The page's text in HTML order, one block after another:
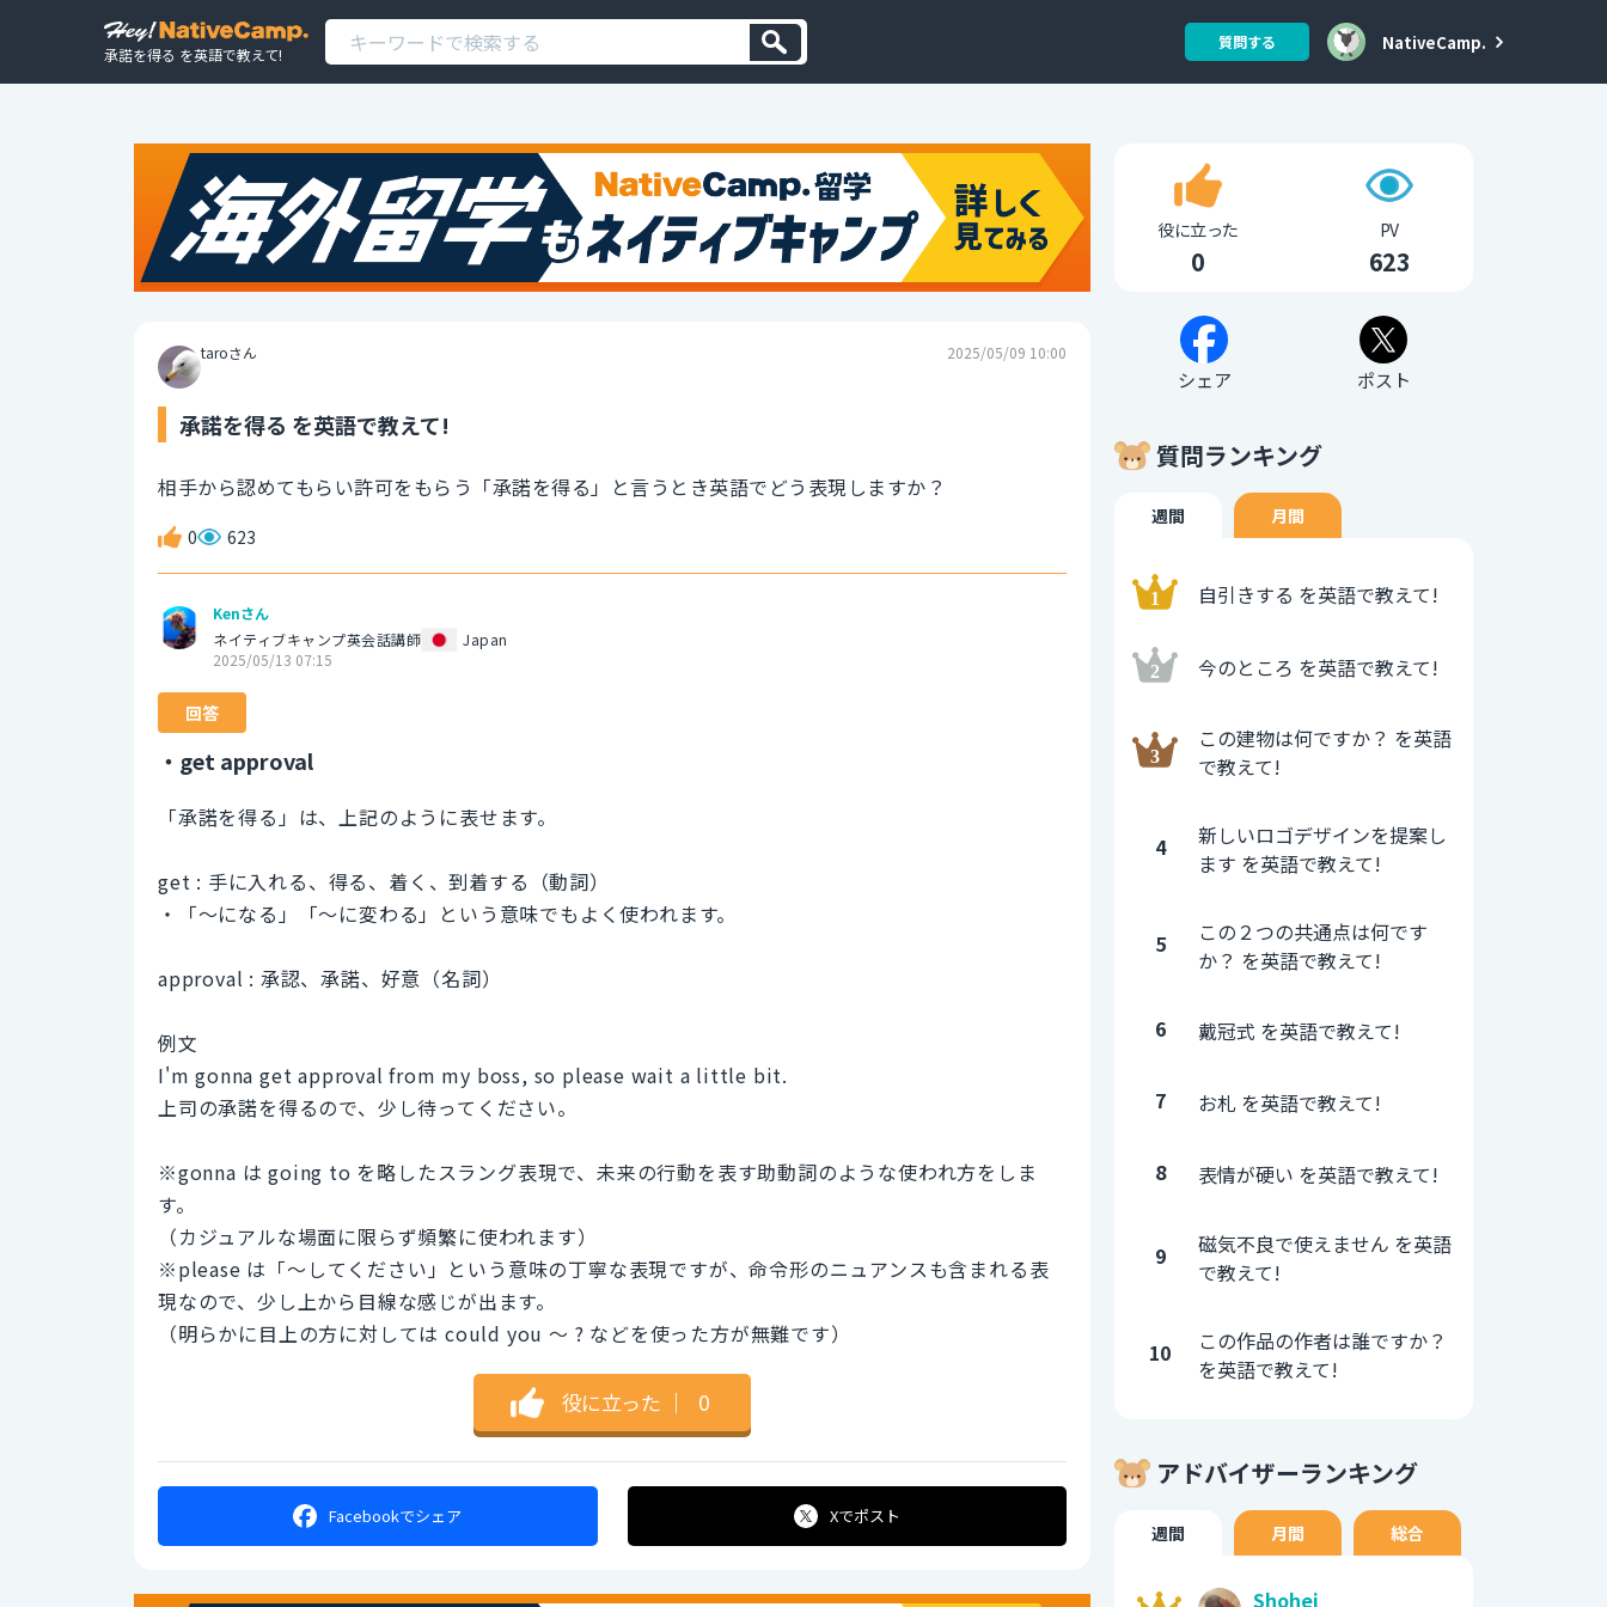
承諾を得る を英語で教えて!
質問する NativeCamp.
taroさん 2025/05/09 10:00
承諾を得る を英語で教えて!
相手から認めてもらい許可をもらう「承諾を得る」と言うとき英語でどう表現しますか？
0 623
Kenさん
ネイティブキャンプ英会話講師
Japan
2025/05/13 07:15
回答
・get approval
「承諾を得る」は、上記のように表せます。
get : 手に入れる、得る、着く、到着する（動詞）
・「〜になる」「〜に変わる」という意味でもよく使われます。
approval : 承認、承諾、好意（名詞）
例文
I'm gonna get approval from my boss, so please wait a little bit.
上司の承諾を得るので、少し待ってください。
※gonna は going to を略したスラング表現で、未来の行動を表す助動詞のような使われ方をしま
す。
（カジュアルな場面に限らず頻繁に使われます）
※please は「〜してください」という意味の丁寧な表現ですが、命令形のニュアンスも含まれる表
現なので、少し上から目線な感じが出ます。
（明らかに目上の方に対しては could you 〜 ? などを使った方が無難です）
役に立った ｜ 0
Facebookでシェア Xでポスト
役に立った
0
PV
623
シェア ポスト
質問ランキング
週間 月間
自引きする を英語で教えて!
今のところ を英語で教えて!
この建物は何ですか？ を英語
で教えて!
4
新しいロゴデザインを提案し
ます を英語で教えて!
5
この２つの共通点は何です
か？ を英語で教えて!
6 戴冠式 を英語で教えて!
7 お札 を英語で教えて!
8 表情が硬い を英語で教えて!
9
磁気不良で使えません を英語
で教えて!
10
この作品の作者は誰ですか？
を英語で教えて!
アドバイザーランキング
週間 月間 総合
Shohei